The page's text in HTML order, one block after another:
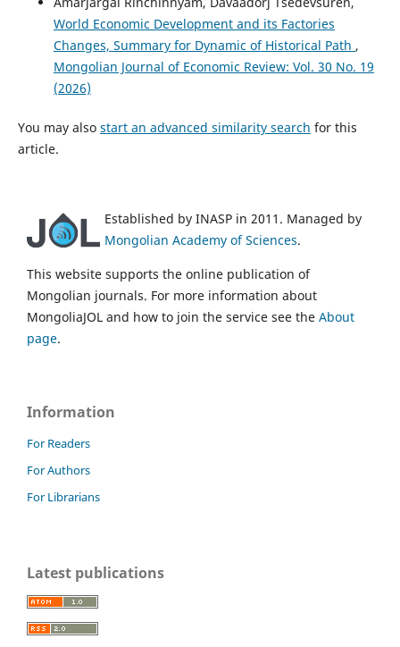
World Economic Development and its Factories
Changes, Summary for Dynamic of Historical Path ,
Mongolian Journal of Economic Review: Vol. 30 No. 19
(2026)
You may also start an advanced similarity search for this
article.
Established by INASP in 2011. Managed by
Mongolian Academy of Sciences.
This website supports the online publication of
Mongolian journals. For more information about
MongoliaJOL and how to join the service see the About
page.
Information
For Readers
For Authors
For Librarians
Latest publications